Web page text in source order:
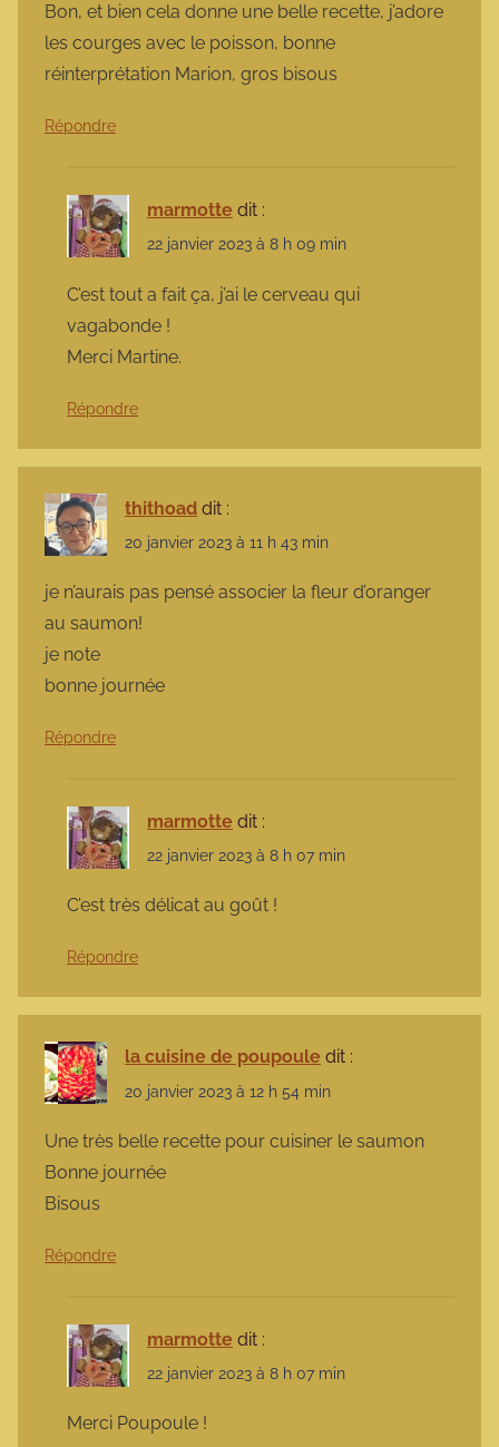
Bon, et bien cela donne une belle recette, j’adore
les courges avec le poisson, bonne
réinterprétation Marion, gros bisous
Répondre
marmotte dit :
22 janvier 2023 à 8 h 09 min
C’est tout a fait ça, j’ai le cerveau qui
vagabonde !
Merci Martine.
Répondre
thithoad dit :
20 janvier 2023 à 11 h 43 min
je n’aurais pas pensé associer la fleur d’oranger
au saumon!
je note
bonne journée
Répondre
marmotte dit :
22 janvier 2023 à 8 h 07 min
C’est très délicat au goût !
Répondre
la cuisine de poupoule dit :
20 janvier 2023 à 12 h 54 min
Une très belle recette pour cuisiner le saumon
Bonne journée
Bisous
Répondre
marmotte dit :
22 janvier 2023 à 8 h 07 min
Merci Poupoule !